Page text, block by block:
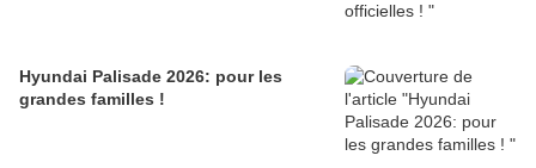
Hyundai Palisade 2026: pour les
grandes familles !